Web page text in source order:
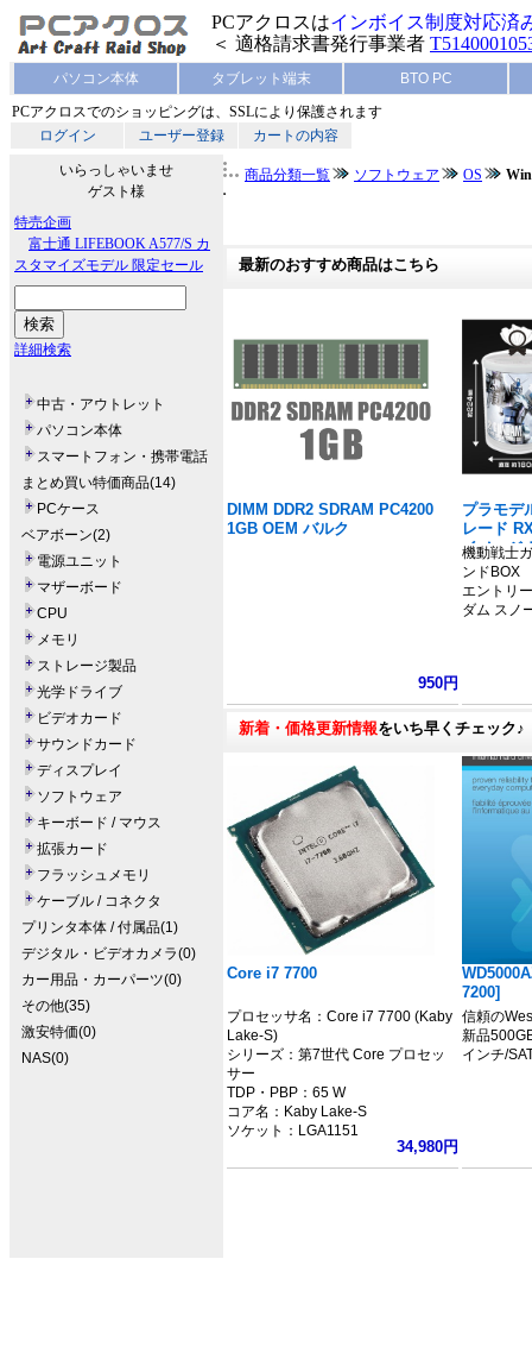
PCアクロスはインボイス制度対応済
＜ 適格請求書発行事業者
パソコン本体 タブレット端末
BTO PC
PCアクロスでのショッピングは、SSLにより保護されます
ログイン
ユーザー登録 カートの内容
いらっしゃいませ
ゲスト様
特売企画
富士通 LIFEBOOK A577/S カ
スタマイズモデル 限定セール
詳細検索
中古・アウトレット
パソコン本体
スマートフォン・携帯電話
まとめ買い特価商品(14)
PCケース
ベアボーン(2)
電源ユニット
マザーボード
CPU
メモリ
ストレージ製品
光学ドライブ
ビデオカード
サウンドカード
ディスプレイ
ソフトウェア
キーボード / マウス
拡張カード
フラッシュメモリ
ケーブル / コネクタ
プリンタ本体 / 付属品(1)
デジタル・ビデオカメラ(0)
カー用品・カーパーツ(0)
その他(35)
激安特価(0)
NAS(0)
商品分類一覧 ソフトウェア OS
最新のおすすめ商品はこちら
DIMM DDR2 SDRAM PC4200
1GB OEM バルク
950円
プラモデ
レード
イメージ
ダム」
機動戦士
ンドBOX
エントリ
ダム スノ
新着・価格更新情報をいち早くチェック♪
Core i7 7700
プロセッサ名：Core i7 7700 (Kaby
Lake-S)
シリーズ：第7世代 Core プロセッ
サー
TDP・PBP：65 W
コア名：Kaby Lake-S
ソケット：LGA1151
L3キャッシュ：8MB
34,980円
7200]
信頼の
新品
インチ/